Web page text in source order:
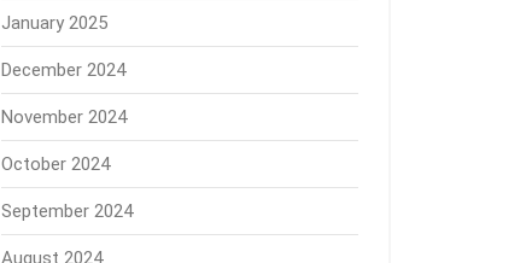
January 2025
December 2024
November 2024
October 2024
September 2024
August 2024